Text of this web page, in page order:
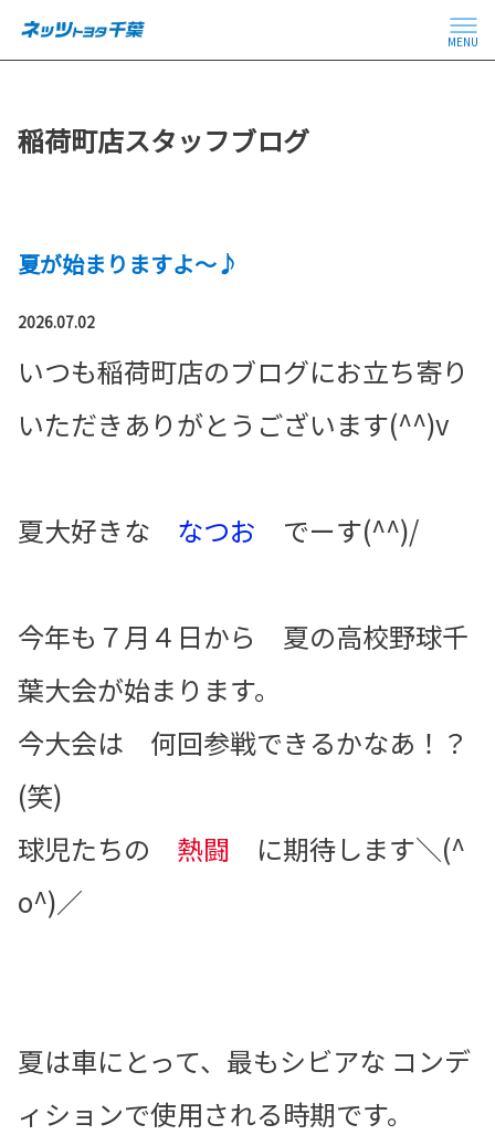
MENU
稲荷町店スタッフブログ
夏が始まりますよ～♪
2026.07.02
いつも稲荷町店のブログにお立ち寄り
いただきありがとうございます(^^)v
夏大好きな なつお でーす(^^)/
今年も７月４日から 夏の高校野球千
葉大会が始まります。
今大会は 何回参戦できるかなあ！？
(笑)
球児たちの 熱闘 に期待します＼(^
o^)／
夏は車にとって、最もシビアな コンデ
ィションで使用される時期です。